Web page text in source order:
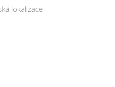
lokalizace